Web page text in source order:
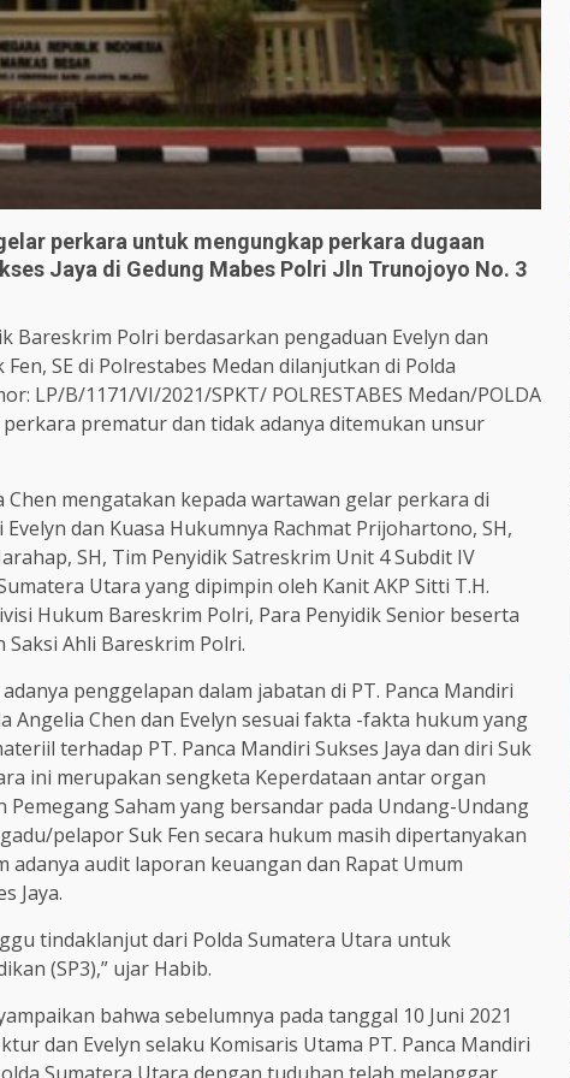
perkara untuk mengungkap perkara dugaan
Jaya di Gedung Mabes Polri Jln Trunojoyo No. 3
Bareskrim Polri berdasarkan pengaduan Evelyn dan
SE di Polrestabes Medan dilanjutkan di Polda
LP/B/1171/VI/2021/SPKT/ POLRESTABES Medan/POLDA
prematur dan tidak adanya ditemukan unsur
mengatakan kepada wartawan gelar perkara di
dan Kuasa Hukumnya Rachmat Prijohartono, SH,
SH, Tim Penyidik Satreskrim Unit 4 Subdit IV
Utara yang dipimpin oleh Kanit AKP Sitti T.H.
Hukum Bareskrim Polri, Para Penyidik Senior beserta
Ahli Bareskrim Polri.
penggelapan dalam jabatan di PT. Panca Mandiri
Angelia Chen dan Evelyn sesuai fakta -fakta hukum yang
terhadap PT. Panca Mandiri Sukses Jaya dan diri Suk
ini merupakan sengketa Keperdataan antar organ
Saham yang bersandar pada Undang-Undang
pelapor Suk Fen secara hukum masih dipertanyakan
audit laporan keuangan dan Rapat Umum
Jaya.
tindaklanjut dari Polda Sumatera Utara untuk
(SP3),” ujar Habib.
bahwa sebelumnya pada tanggal 10 Juni 2021
dan Evelyn selaku Komisaris Utama PT. Panca Mandiri